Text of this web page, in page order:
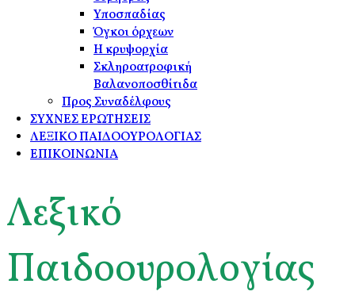
Υποσπαδίας
Όγκοι όρχεων
Η κρυψορχία
Σκληροατροφική
Βαλανοποσθίτιδα
Προς Συναδέλφους
ΣΥΧΝΕΣ ΕΡΩΤΗΣΕΙΣ
ΛΕΞΙΚΟ ΠΑΙΔΟΟΥΡΟΛΟΓΙΑΣ
ΕΠΙΚΟΙΝΩΝΙΑ
Λεξικό
Παιδοουρολογίας